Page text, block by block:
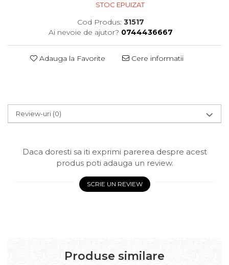
STOC EPUIZAT
Cod Produs: 31517
Ai nevoie de ajutor? 0744436667
Adauga la Favorite Cere informatii
Review-uri (0)
Daca doresti sa iti exprimi parerea despre acest
produs poti adauga un review.
SCRIE UN REVIEW
Produse similare